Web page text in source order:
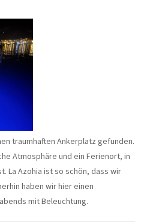
traumhaften Ankerplatz gefunden.
Atmosphäre und ein Ferienort, in
La Azohia ist so schön, dass wir
haben wir hier einen
mit Beleuchtung.